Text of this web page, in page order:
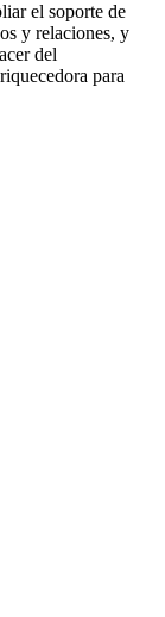
el soporte de
y relaciones, y
del
para